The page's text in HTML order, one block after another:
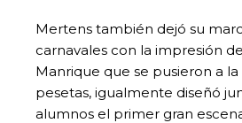
Mertens también dejó su
carnavales con la impresión
Manrique que se pusieron a
pesetas, igualmente diseñó
alumnos el primer gran